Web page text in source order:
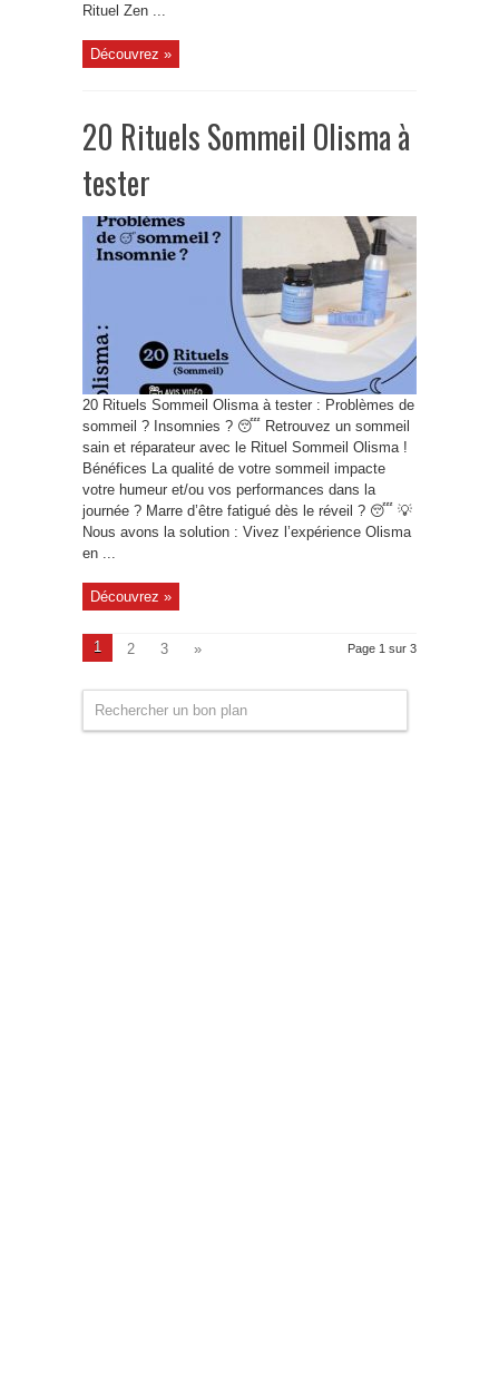
Rituel Zen ...
Découvrez »
20 Rituels Sommeil Olisma à
tester
20 Rituels Sommeil Olisma à tester : Problèmes de
sommeil ? Insomnies ? 😴 Retrouvez un sommeil
sain et réparateur avec le Rituel Sommeil Olisma !
Bénéfices La qualité de votre sommeil impacte
votre humeur et/ou vos performances dans la
journée ? Marre d’être fatigué dès le réveil ? 😴 💡
Nous avons la solution : Vivez l’expérience Olisma
en ...
Découvrez »
Page 1 sur 3
1 2 3 »